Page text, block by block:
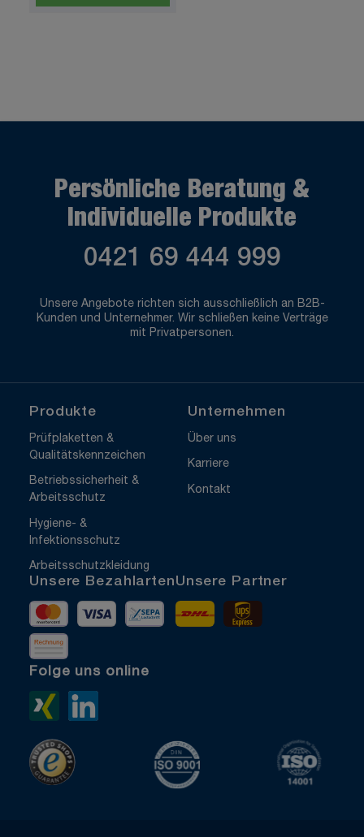
Persönliche Beratung &
Individuelle Produkte
0421 69 444 999
Unsere Angebote richten sich ausschließlich an B2B-
Kunden und Unternehmer. Wir schließen keine Verträge
mit Privatpersonen.
Produkte
Prüfplaketten &
Qualitätskennzeichen
Betriebssicherheit &
Arbeitsschutz
Hygiene- &
Infektionsschutz
Arbeitsschutzkleidung
Unternehmen
Über uns
Karriere
Kontakt
Unsere Bezahlarten
MastercardVisa Vorkasse
Rechnung
Unsere Partner
DHL
Folge uns online
Xing>
ISO 9001 zertifiziert